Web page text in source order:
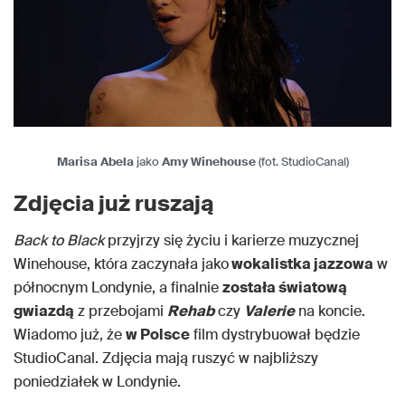
Marisa AbelajakoAmy Winehouse(fot. StudioCanal)
Zdjęcia już ruszają
Back to Blackprzyjrzy się życiu i karierze muzycznej
Winehouse, która zaczynała jakowokalistka jazzowa w
północnym Londynie, a finalniezostała światową
gwiazdą z przebojami Rehabczy Valeriena koncie.
Wiadomo już, żew Polscefilm dystrybuował będzie
StudioCanal. Zdjęcia mają ruszyć w najbliższy
poniedziałek w Londynie.